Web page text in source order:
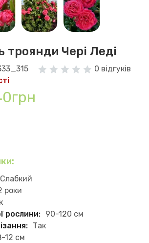
Чері Леді
0 відгуків
Слабкий
роки
рослини: 90-120 см
Так
12 см